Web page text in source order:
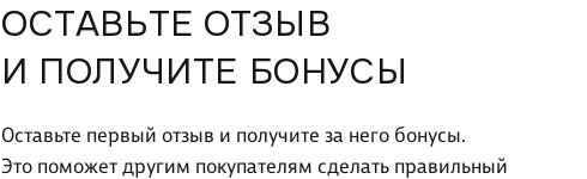
ОСТАВЬТЕ ОТЗЫВ
И ПОЛУЧИТЕ БОНУСЫ
Оставьте первый отзыв и получите за него бонусы.
Это поможет другим покупателям сделать правильный